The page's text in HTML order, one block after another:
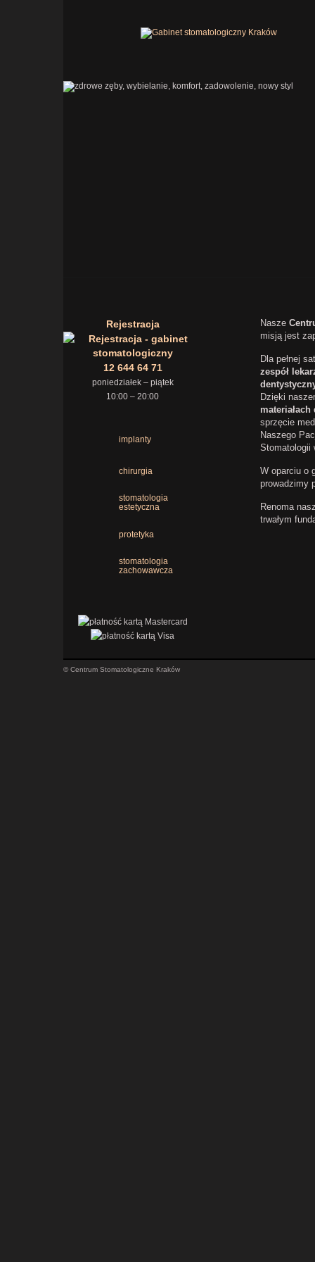
Rejestracja
12 644 64 71
poniedziałek – piątek
10:00 – 20:00
implanty
chirurgia
stomatologia
estetyczna
protetyka
stomatologia
zachowawcza
Nasze
misją jest
Dla pełnej
zespół
Dzięki
sprzęcie
Naszego
Stomatologii
W oparciu o
prowadzimy
Renoma
trwałym
© Centrum Stomatologiczne Kraków